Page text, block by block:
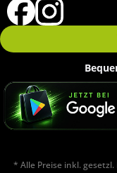
* Alle Preise inkl.